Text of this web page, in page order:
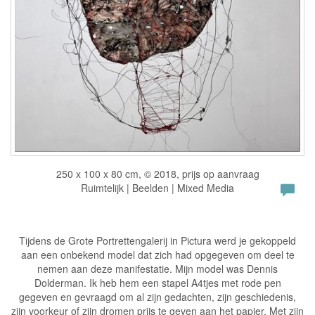
250 x 100 x 80 cm, © 2018, prijs op aanvraag
Ruimtelijk | Beelden | Mixed Media
Tijdens de Grote Portrettengalerij in Pictura werd je gekoppeld
aan een onbekend model dat zich had opgegeven om deel te
nemen aan deze manifestatie. Mijn model was Dennis
Dolderman. Ik heb hem een stapel A4tjes met rode pen
gegeven en gevraagd om al zijn gedachten, zijn geschiedenis,
zijn voorkeur of zijn dromen prijs te geven aan het papier. Met zijn